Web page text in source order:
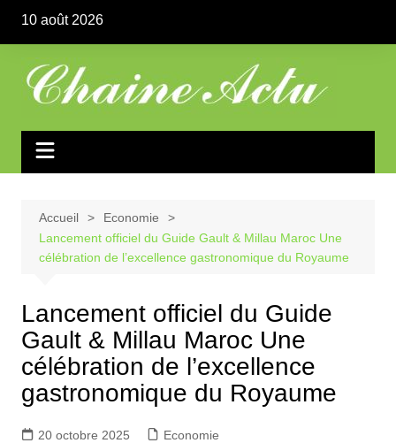
contenu
10 août 2026
Accueil
Economie
Lancement officiel du Guide Gault & Millau Maroc Une
célébration de l’excellence gastronomique du Royaume
Lancement officiel du Guide
Gault & Millau Maroc Une
célébration de l’excellence
gastronomique du Royaume
20 octobre 2025 Economie